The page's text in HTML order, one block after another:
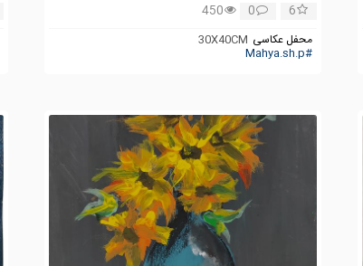
6
0
450
محفل عکاسی 30X40CM
#Mahya.sh.p